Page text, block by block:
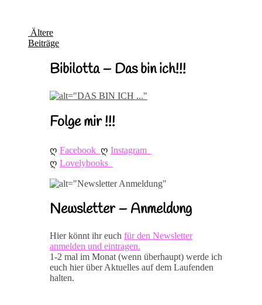
Ältere
Beiträge
Bibilotta – Das bin ich!!!
Folge mir !!!
ღ Facebook ღ Instagram
ღ Lovelybooks
Newsletter – Anmeldung
Hier könnt ihr euch für den Newsletter
anmelden und eintragen.
1-2 mal im Monat (wenn überhaupt) werde ich
euch hier über Aktuelles auf dem Laufenden
halten.